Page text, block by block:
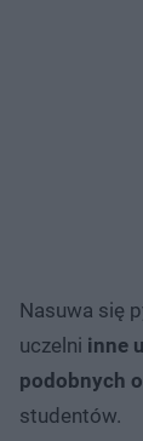
Nasuwa się
uczelni inne
podobnych
studentów.